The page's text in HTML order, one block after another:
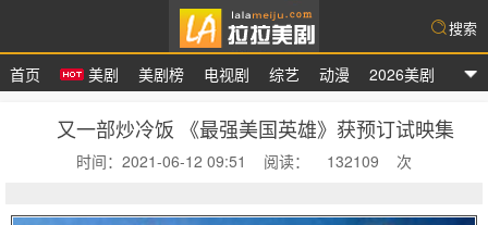
拉拉美剧
首页 美剧 美剧榜 电视剧 综艺 动漫 2026美剧
搜索
又一部炒冷饭 《最强美国英雄》获预订试映集
时间：2021-06-12 09:51 阅读： 132109 次